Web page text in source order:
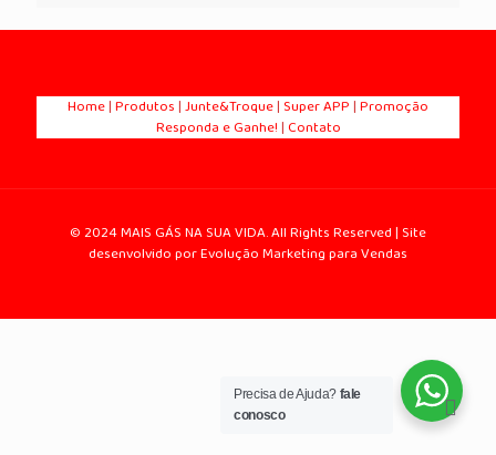
Home|Produtos|Junte&Troque| Super APP|Promoção
Responda e Ganhe!| Contato
© 2024 MAIS GÁS NA SUA VIDA. All Rights Reserved | Site
desenvolvido por Evolução Marketing para Vendas
Precisa de Ajuda? fale
conosco